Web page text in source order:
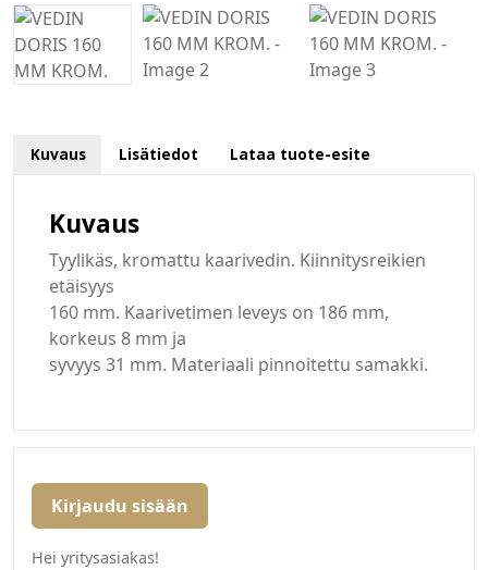
Kuvaus Lisätiedot Lataa tuote-esite
Kuvaus
Tyylikäs, kromattu kaarivedin. Kiinnitysreikien
etäisyys
160 mm. Kaarivetimen leveys on 186 mm,
korkeus 8 mm ja
syvyys 31 mm. Materiaali pinnoitettu samakki.
Kirjaudu sisään
Hei yritysasiakas!